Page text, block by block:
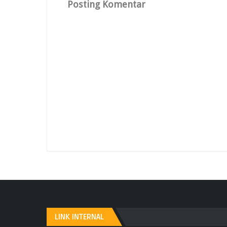
Posting Komentar
LINK INTERNAL